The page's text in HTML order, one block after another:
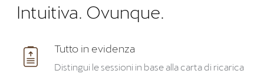
Intuitiva. Ovunque.
Tutto in evidenza
Distingui le sessioni in base alla carta di ricarica